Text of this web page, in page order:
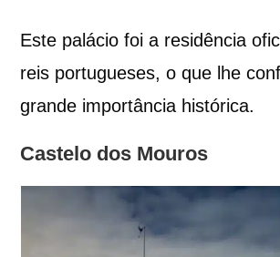
Este palácio foi a residência
reis portugueses, o que lhe
grande importância histórica.
Castelo dos Mouros